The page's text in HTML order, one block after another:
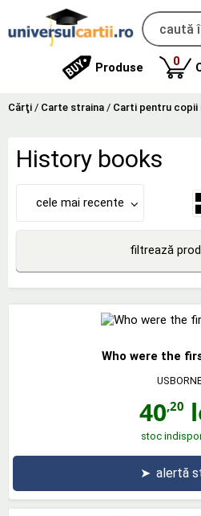
Produse 0
Cărţi / Carte straina / Carti pentru copii
History books
cele mai recente
filtrează
Who were the
40,20
stoc
➤ alertă